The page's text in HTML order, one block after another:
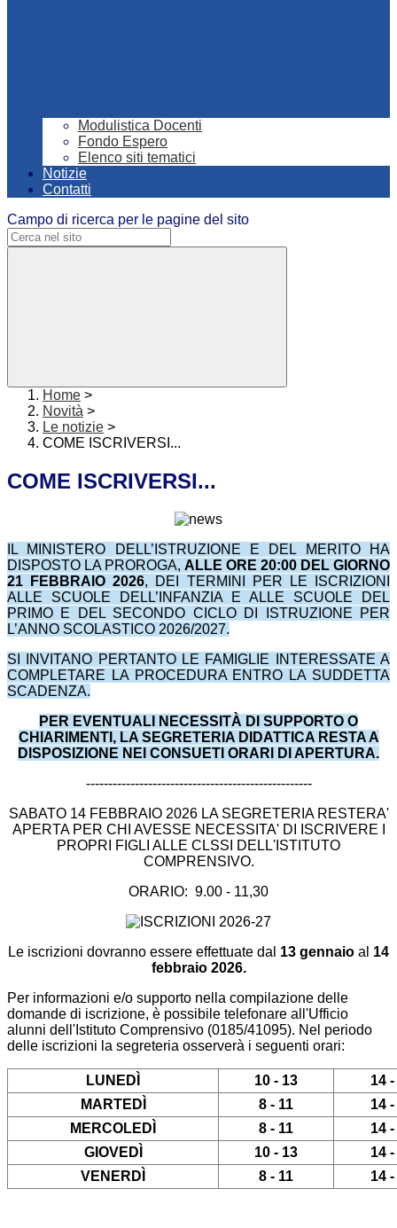
Modulistica Docenti
Fondo Espero
Elenco siti tematici
Notizie
Contatti
Campo di ricerca per le pagine del sito
Home >
Novità >
Le notizie >
COME ISCRIVERSI...
COME ISCRIVERSI...
IL MINISTERO DELL’ISTRUZIONE E DEL MERITO HA
DISPOSTO LA PROROGA, ALLE ORE 20:00 DEL GIORNO
21 FEBBRAIO 2026, DEI TERMINI PER LE ISCRIZIONI
ALLE SCUOLE DELL’INFANZIA E ALLE SCUOLE DEL
PRIMO E DEL SECONDO CICLO DI ISTRUZIONE PER
L’ANNO SCOLASTICO 2026/2027.
SI INVITANO PERTANTO LE FAMIGLIE INTERESSATE A
COMPLETARE LA PROCEDURA ENTRO LA SUDDETTA
SCADENZA.
PER EVENTUALI NECESSITÀ DI SUPPORTO O
CHIARIMENTI, LA SEGRETERIA DIDATTICA RESTA A
DISPOSIZIONE NEI CONSUETI ORARI DI APERTURA.
---------------------------------------------------
SABATO 14 FEBBRAIO 2026 LA SEGRETERIA RESTERA'
APERTA PER CHI AVESSE NECESSITA' DI ISCRIVERE I
PROPRI FIGLI ALLE CLSSI DELL'ISTITUTO
COMPRENSIVO.
ORARIO: 9.00 - 11,30
Le iscrizioni dovranno essere effettuate dal 13 gennaio al 14
febbraio 2026.
Per informazioni e/o supporto nella compilazione delle
domande di iscrizione, è possibile telefonare all'Ufficio
alunni dell'Istituto Comprensivo (0185/41095). Nel periodo
delle iscrizioni la segreteria osserverà i seguenti orari:
LUNEDÌ 10 - 13
14
MARTEDÌ
8 - 11
14
MERCOLEDÌ
8 - 11
14
GIOVEDÌ
10 - 13
14
VENERDÌ
8 - 11 14